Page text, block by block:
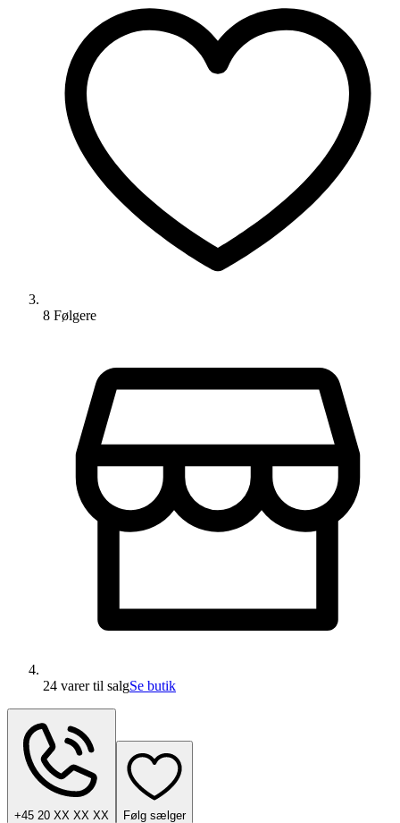
8 Følgere
24 varertil salgSe butik
+45 20 XX XX XX Følg sælger